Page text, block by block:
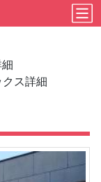
ス詳細